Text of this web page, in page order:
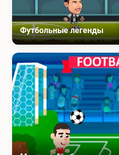
Футбольные легенды